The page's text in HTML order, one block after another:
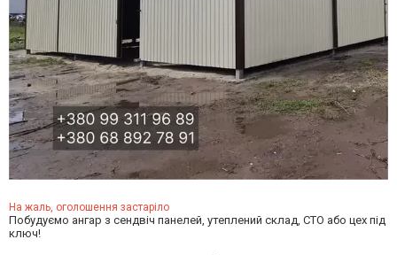
На жаль, оголошення застаріло
Побудуємо ангар з сендвіч панелей, утеплений склад, СТО або цех під
ключ!